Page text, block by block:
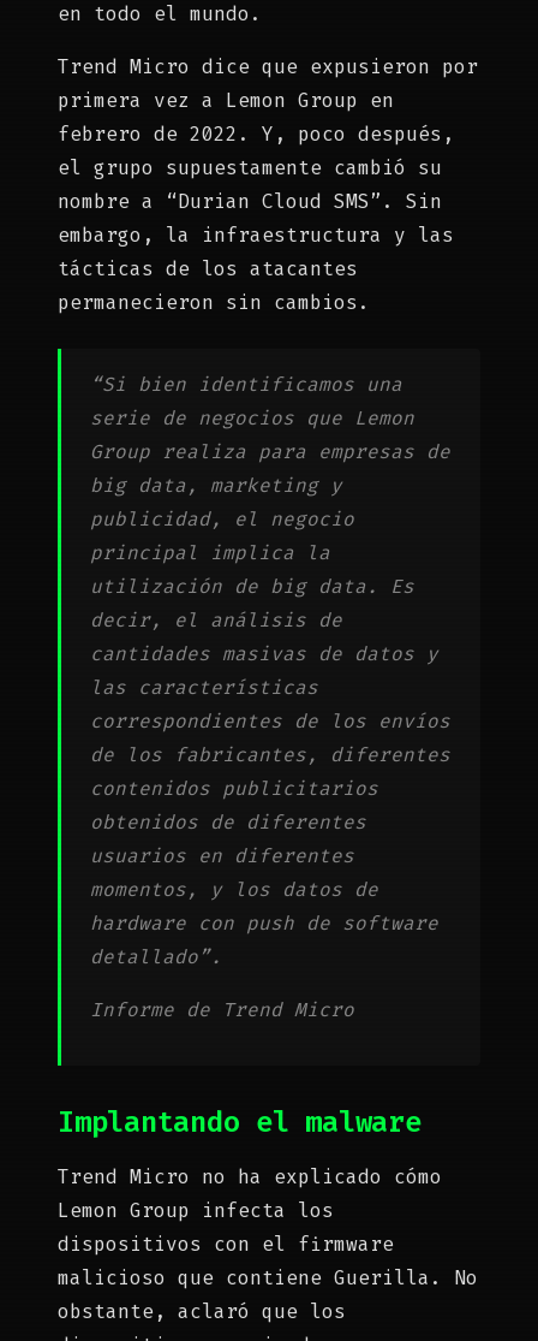
en todo el mundo.
Trend Micro dice que expusieron por
primera vez a Lemon Group en
febrero de 2022. Y, poco después,
el grupo supuestamente cambió su
nombre a “Durian Cloud SMS”. Sin
embargo, la infraestructura y las
tácticas de los atacantes
permanecieron sin cambios.
“Si bien identificamos una
serie de negocios que Lemon
Group realiza para empresas de
big data, marketing y
publicidad, el negocio
principal implica la
utilización de big data. Es
decir, el análisis de
cantidades masivas de datos y
las características
correspondientes de los envíos
de los fabricantes, diferentes
contenidos publicitarios
obtenidos de diferentes
usuarios en diferentes
momentos, y los datos de
hardware con push de software
detallado”.
Informe de Trend Micro
Implantando el malware
Trend Micro no ha explicado cómo
Lemon Group infecta los
dispositivos con el firmware
malicioso que contiene Guerilla. No
obstante, aclaró que los